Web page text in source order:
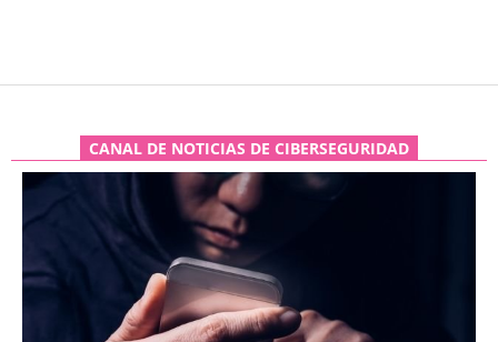
CANAL DE NOTICIAS DE CIBERSEGURIDAD